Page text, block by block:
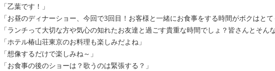
「乙葉です！」
「お昼のディナーショー、今回で3回目！お客様と一緒にお食事をする時間がボクはと
「ランチって大切な方や気心の知れたお友達と過ごす貴重な時間でしょ？皆さんとそん
「ホテル椿山荘東京のお料理も楽しみだよね」
「想像するだけで楽しみね～」
「お食事の後のショーは？歌うのは緊張する？」